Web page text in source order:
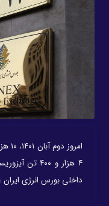
داخلی بورس انرژی